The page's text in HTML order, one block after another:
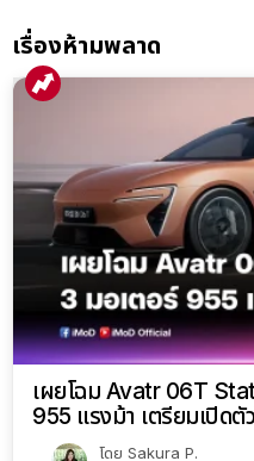
เรื่องห้ามพลาด
เผยโฉม Avatr 06T
955 แรงม้า เตรียมเปิดตั
โดย Sakura P.